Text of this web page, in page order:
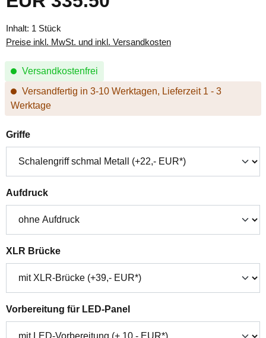
Inhalt: 1 Stück
Preise inkl. MwSt. und inkl. Versandkosten
Versandkostenfrei
Versandfertig in 3-10 Werktagen, Lieferzeit 1 - 3
Werktage
Griffeauswählen
Aufdruckauswählen
XLR Brückeauswählen
Vorbereitung für LED-Panelauswählen